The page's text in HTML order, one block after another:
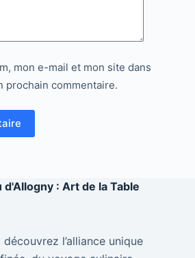
mon e-mail et mon site dans
prochain commentaire.
d'Allogny : Art de la Table
découvrez l’alliance unique